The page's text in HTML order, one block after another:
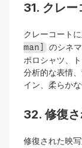
31. クレ
クレーコート
man] のシネ
ポロシャツ、
分析的な表情
イン、柔らか
32. 修復
修復された映